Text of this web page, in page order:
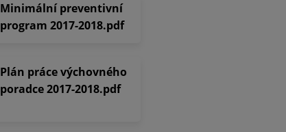
Minimální preventivní
program 2017-2018.pdf
Plán práce výchovného
poradce 2017-2018.pdf